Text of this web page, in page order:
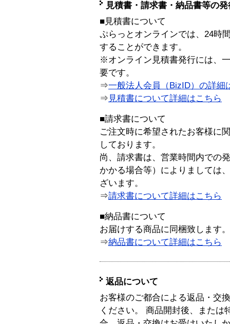
見積書・請求書・納品書等の
■見積書について
ぷらっとオンラインでは、24時
することができます。
※オンライン見積書発行には、
要です。
⇒一般法人会員（BizID）の詳細
⇒ 見積書について詳細はこちら
■請求書について
ご注文時に希望されたお客様に
しております。
尚、請求書は、営業時間内での
かかる場合等）によりましては
ざいます。
⇒請求書について詳細はこちら
■納品書について
お届けする商品に同梱致します。
⇒納品書について詳細はこちら
返品について
お客様のご都合による返品・交
ください。 商品開封後、または